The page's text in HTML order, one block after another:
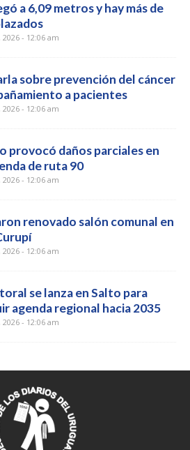
a 6,09 metros y hay más de
- 12:06 am
sobre prevención del cáncer
a pacientes
- 12:06 am
provocó daños parciales en
de ruta 90
- 12:06 am
renovado salón comunal en
- 12:06 am
se lanza en Salto para
agenda regional hacia 2035
- 12:06 am